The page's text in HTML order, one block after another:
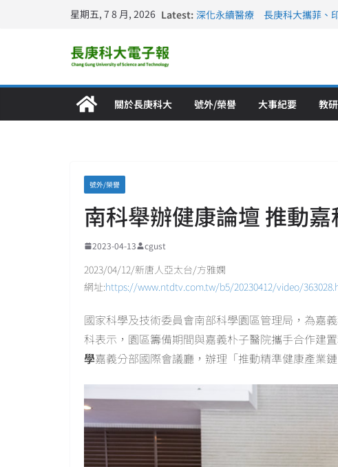
星期五, 7 8 月, 2026 Latest: 深化永續醫療 長庚科大攜菲、
關於長庚科大 號外/榮譽 大事紀要 教
號外/榮譽
南科舉辦健康論壇 推動
2023-04-13 cgust
2023/04/12/新唐人亞太台/方雅嫻
網址:https://www.ntdtv.com.tw/b5/20230412/video/
國家科學及技術委員會南部科學園區管理局，為嘉
科表示，園區籌備期間與嘉義朴子醫院攜手合作建
學嘉義分部國際會議廳，辦理「推動精準健康產業